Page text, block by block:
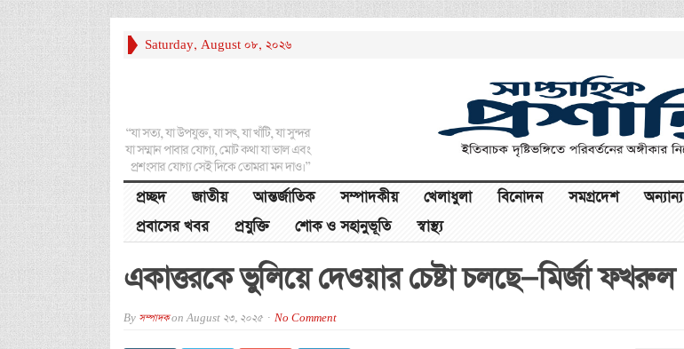
Saturday, August 08, 2026
“যা সত্য, যা উপযুক্ত, যা সৎ, যা খাঁটি, যা সুন্দর
যা সম্মান পাবার যোগ্য, মোট কথা যা ভাল এবং
প্রশংসার যোগ্য সেই দিকে তোমরা মন দাও।”
প্রচ্ছদ জাতীয় আন্তর্জাতিক সম্পাদকীয় খেলাধুলা বিনোদন সমগ্রদেশ অন্যান্য
প্রবাসের খবর
প্রযুক্তি শোক ও সহানুভূতি স্বাস্থ্য
একাত্তরকে ভুলিয়ে দেওয়ার চেষ্টা চলছে—মির্জা ফখরুল
By সম্পাদকonAugust 23, 2025 No Comment